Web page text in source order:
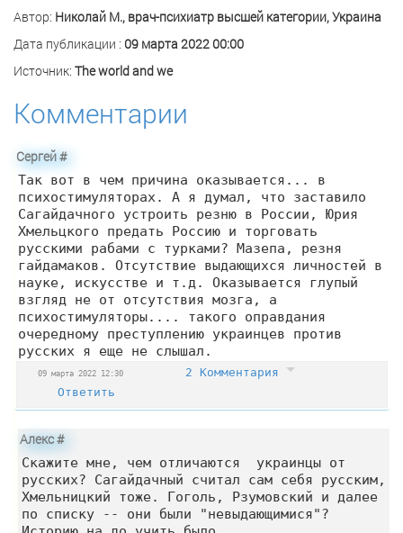
Автор: Николай М., врач-психиатр высшей категории, Украина
Дата публикации : 09 марта 2022 00:00
Источник: The world and we
Комментарии
Сергей#
Так вот в чем причина оказывается... в
психостимуляторах. А я думал, что заставило
Сагайдачного устроить резню в России, Юрия
Хмельцкого предать Россию и торговать
русскими рабами с турками? Мазепа, резня
гайдамаков. Отсутствие выдающихся личностей в
науке, искусстве и т.д. Оказывается глупый
взгляд не от отсутствия мозга, а
психостимуляторы.... такого оправдания
очередному преступлению украинцев против
русских я еще не слышал.
09 марта 2022 12:30
2 Комментария
Ответить
Алекс#
Скажите мне, чем отличаются украинцы от
русских? Сагайдачный считал сам себя русским,
Хмельницкий тоже. Гоголь, Рзумовский и далее
по списку -- они были "невыдающимися"?